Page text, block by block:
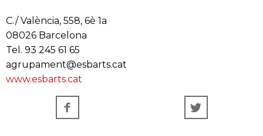
C./ València, 558, 6è 1a
08026 Barcelona
Tel. 93 245 61 65
agrupament@esbarts.cat
www.esbarts.cat